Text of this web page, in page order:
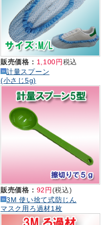
販売価格： 1,100円税込
計量スプーン
(小さじ5g)
販売価格： 92円 (税込)
3M 使い捨て式防じん
マスク用ろ過材1枚